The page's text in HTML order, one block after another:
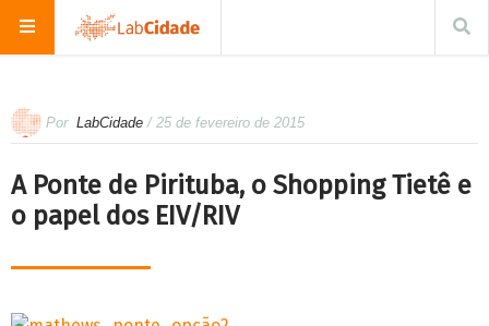
Por LabCidade / 25 de fevereiro de 2015
A Ponte de Pirituba, o Shopping Tietê e
o papel dos EIV/RIV